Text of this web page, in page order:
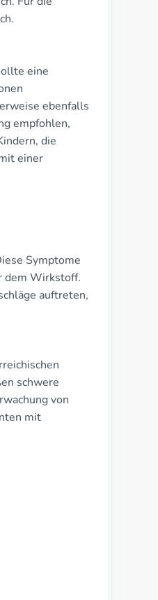
eine
ebenfalls
empfohlen,
die
einer
Symptome
dem Wirkstoff.
auftreten,
schwere
von
mit